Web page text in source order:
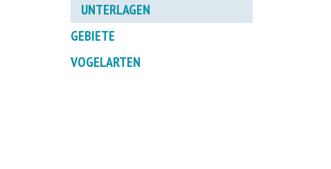
UNTERLAGEN
GEBIETE
VOGELARTEN